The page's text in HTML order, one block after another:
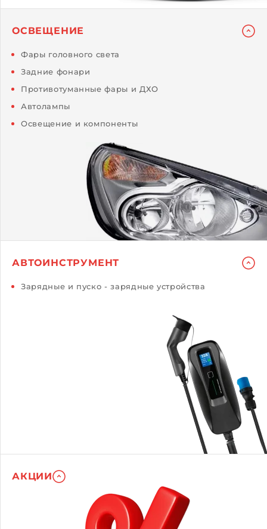
ОСВЕЩЕНИЕ
Фары головного света
Задние фонари
Противотуманные фары и ДХО
Автолампы
Освещение и компоненты
АВТОИНСТРУМЕНТ
Зарядные и пуско - зарядные устройства
АКЦИИ